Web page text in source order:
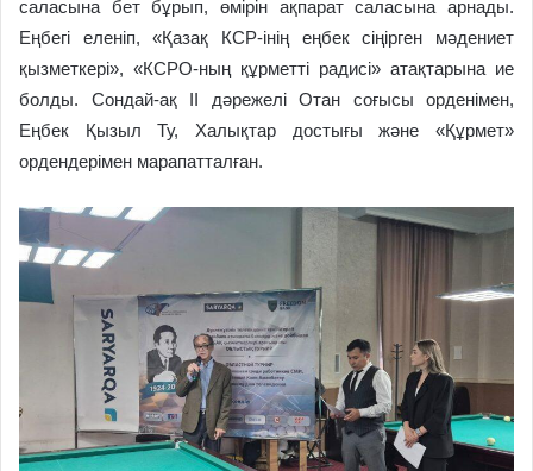
саласына бет бұрып, өмірін ақпарат саласына арнады.
Еңбегі еленіп, «Қазақ КСР-інің еңбек сіңірген мәдениет
қызметкері», «КСРО-ның құрметті радисі» атақтарына ие
болды. Сондай-ақ ІІ дәрежелі Отан соғысы орденімен,
Еңбек Қызыл Ту, Халықтар достығы және «Құрмет»
ордендерімен марапатталған.